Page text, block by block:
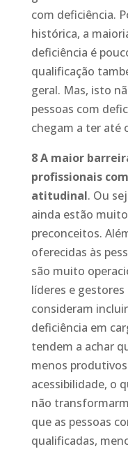
com deficiência.
histórica, a
deficiência é
qualificação
geral. Mas, isto
pessoas com
chegam a ter até
8 A maior
profissionais
atitudinal. Ou
ainda estão
preconceitos.
oferecidas às
são muito
líderes e
consideram
deficiência em
tendem a achar
menos
acessibilidade, o
não
que as pessoas
qualificadas,